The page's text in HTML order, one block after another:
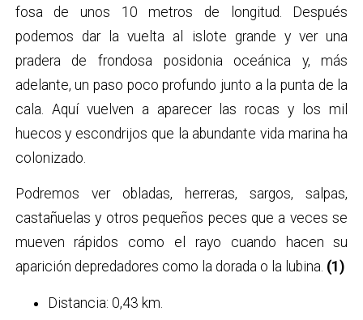
fosa de unos 10 metros de longitud. Después
podemos dar la vuelta al islote grande y ver una
pradera de frondosa posidonia oceánica y, más
adelante, un paso poco profundo junto a la punta de la
cala. Aquí vuelven a aparecer las rocas y los mil
huecos y escondrijos que la abundante vida marina ha
colonizado.
Podremos ver obladas, herreras, sargos, salpas,
castañuelas y otros pequeños peces que a veces se
mueven rápidos como el rayo cuando hacen su
aparición depredadores como la dorada o la lubina. (1)
Distancia: 0,43 km.